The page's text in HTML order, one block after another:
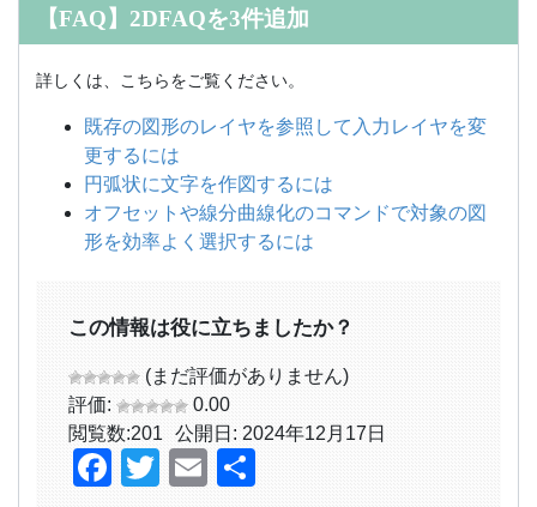
【FAQ】2DFAQを3件追加
詳しくは、こちらをご覧ください。
既存の図形のレイヤを参照して入力レイヤを変
更するには
円弧状に文字を作図するには
オフセットや線分曲線化のコマンドで対象の図
形を効率よく選択するには
この情報は役に立ちましたか？
(まだ評価がありません)
評価:
0.00
閲覧数:201 公開日: 2024年12月17日
Facebook
TwitterEmail